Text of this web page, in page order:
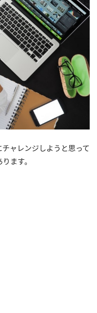
ャレンジしようと思って
ます。